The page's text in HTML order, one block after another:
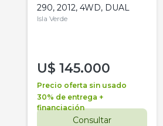
290, 2012, 4WD, DUAL
Isla Verde
U$ 145.000
Precio oferta sin usado
30% de entrega +
financiación
Consultar